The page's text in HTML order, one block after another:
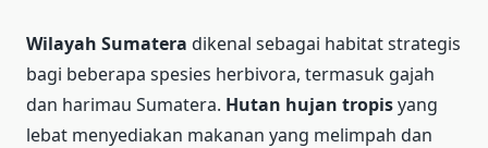
Wilayah Sumatera dikenal sebagai habitat strategis
bagi beberapa spesies herbivora, termasuk gajah
dan harimau Sumatera. Hutan hujan tropisyang
lebat menyediakan makanan yang melimpah dan